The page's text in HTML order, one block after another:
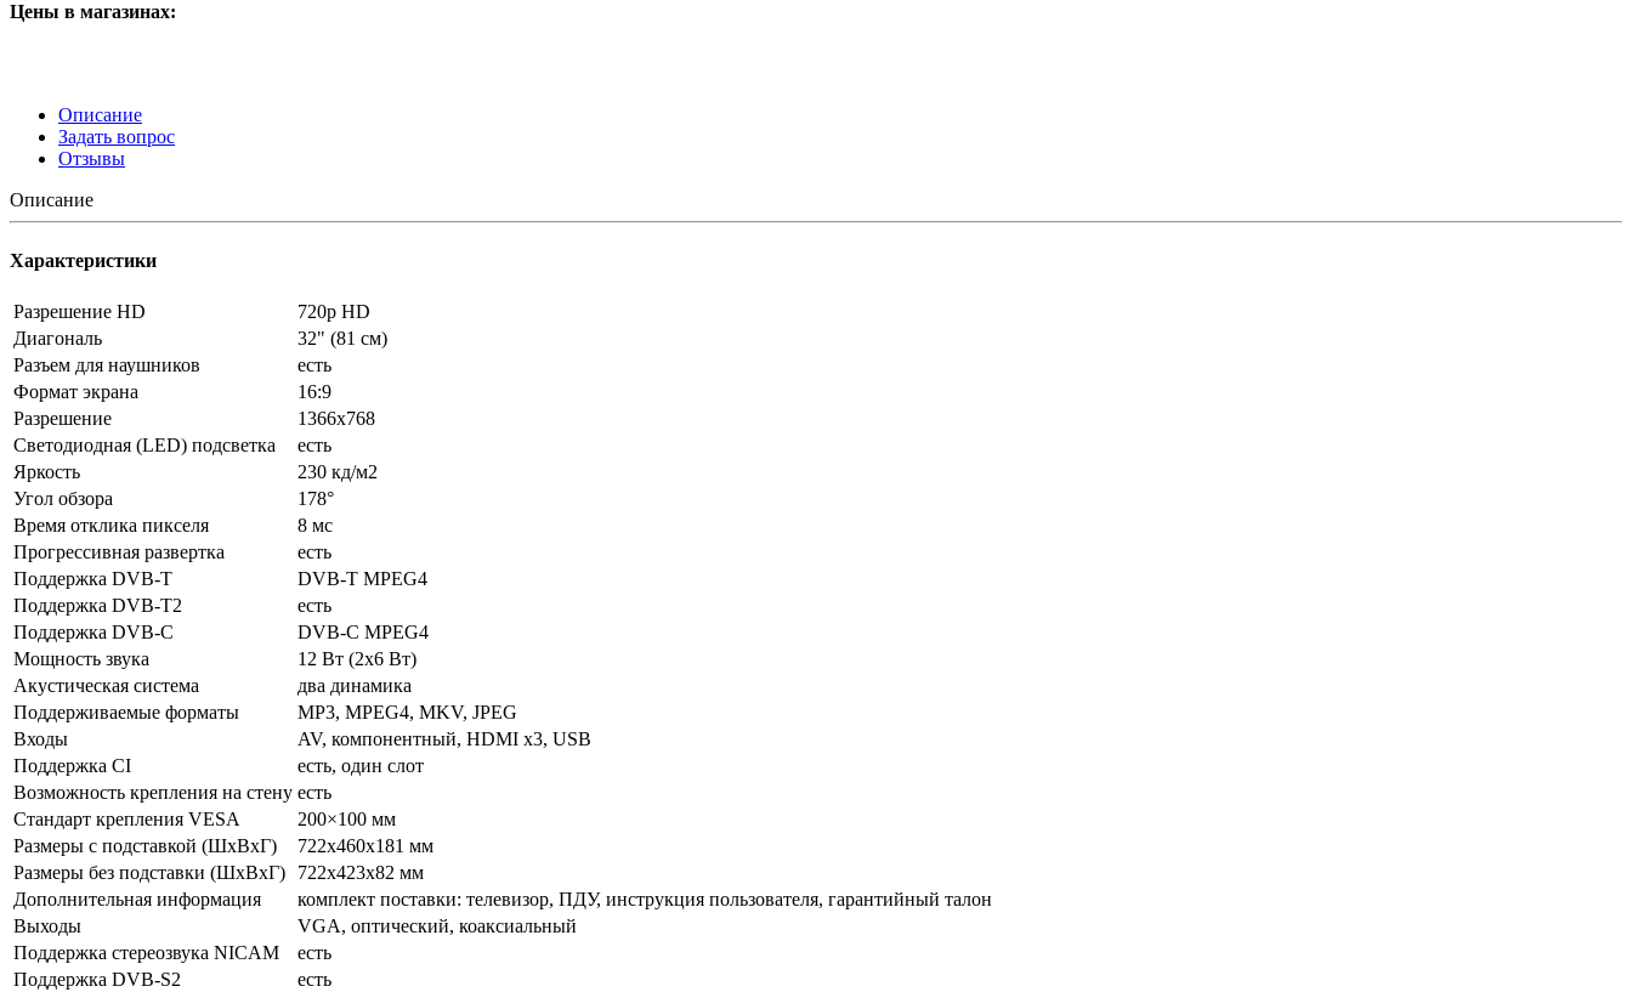
Цены в магазинах:
Описание
Задать вопрос
Отзывы
Описание
Характеристики
Разрешение HD
720p HD
Диагональ
32" (81 см)
Разъем для наушников
есть
Формат экрана
16:9
Разрешение
1366x768
Светодиодная (LED) подсветка
есть
Яркость
230 кд/м2
Угол обзора
178°
Время отклика пикселя
8 мс
Прогрессивная развертка
есть
Поддержка DVB-T
DVB-T MPEG4
Поддержка DVB-T2
есть
Поддержка DVB-C
DVB-C MPEG4
Мощность звука
12 Вт (2x6 Вт)
Акустическая система
два динамика
Поддерживаемые форматы
MP3, MPEG4, MKV, JPEG
Входы
AV, компонентный, HDMI x3, USB
Поддержка CI
есть, один слот
Возможность крепления на стену есть
Стандарт крепления VESA
200×100 мм
Размеры с подставкой (ШxВxГ)
722x460x181 мм
Размеры без подставки (ШxВxГ)
722x423x82 мм
Дополнительная информация
комплект поставки: телевизор, ПДУ, инструкция пользователя, гарантийный талон
Выходы
VGA, оптический, коаксиальный
Поддержка стереозвука NICAM
есть
Поддержка DVB-S2
есть